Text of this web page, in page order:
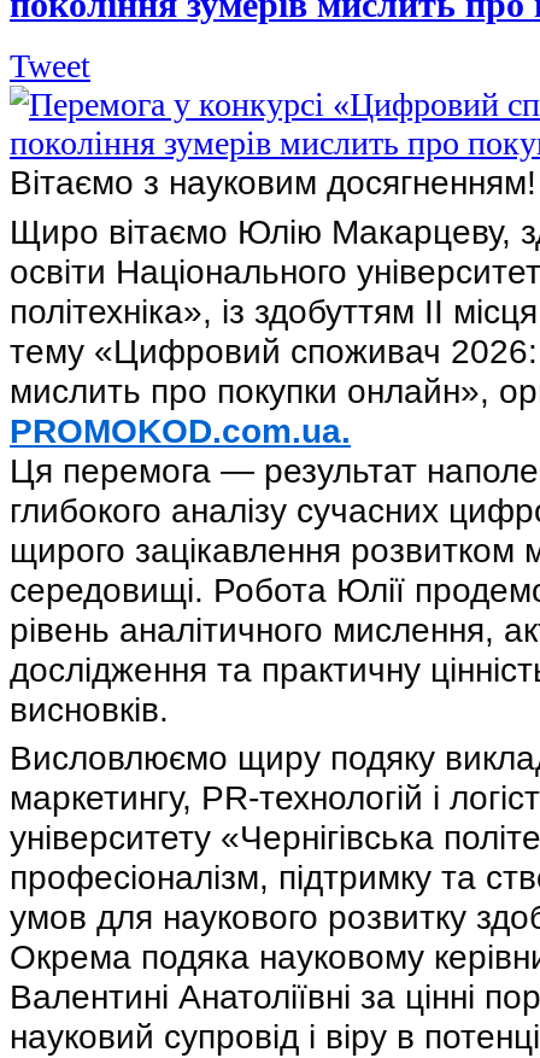
Tweet
Вітаємо з науковим
Щиро вітаємо Юлію Макарцеву,
освіти Національного
політехніка», із здобуттям ІІ
тему «Цифровий споживач 2026:
мислить про покупки онлайн»,
PROMOKOD.com.ua.
Ця перемога — результат
глибокого аналізу сучасних
щирого зацікавлення розвитком
середовищі. Робота Юлії
рівень аналітичного мислення,
дослідження та практичну
висновків.
Висловлюємо щиру подяку
маркетингу, PR-технологій і
університету «Чернігівська
професіоналізм, підтримку та
умов для наукового розвитку
Окрема подяка науковому
Валентині Анатоліївні за цінні
науковий супровід і віру в